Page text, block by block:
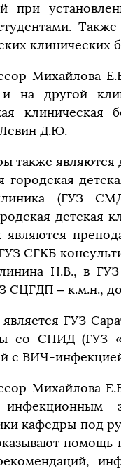
при
клинических
Михайлова
и на другой
клиническая
Д.Ю.
также являются
городская
(ГУЗ
детская
являются
СГКБ
Н.В., в
СЦГДП – к.м.н.,
ГУЗ
со СПИД (ГУЗ
с ВИЧ-
Михайлова
кафедры под
помощь